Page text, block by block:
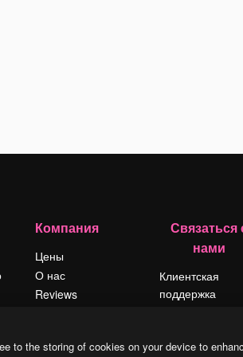
Компания
Цены
О нас
Reviews
Блог
Связаться
нами
Клиентская
поддержка
LinkedIn
to the storing of cookies on your device to